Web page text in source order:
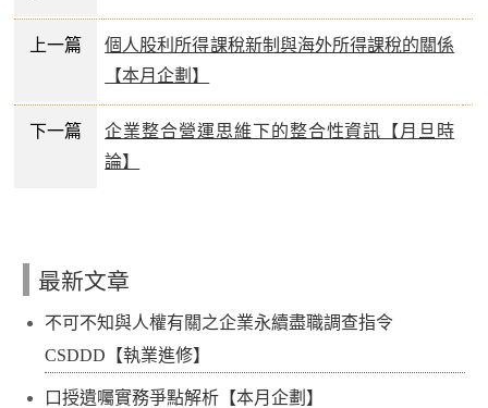
上一篇
個人股利所得課稅新制與海外所得課稅的關係
【本月企劃】
下一篇
企業整合營運思維下的整合性資訊【月旦時
論】
最新文章
不可不知與人權有關之企業永續盡職調查指令
CSDDD【執業進修】
口授遺囑實務爭點解析【本月企劃】